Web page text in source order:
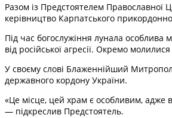
Разом із Предстоятелем Православної
керівництво Карпатського
Під час богослужіння лунала особлива
від російської агресії. Окремо
У своєму слові Блаженнійший
державного кордону України.
«Це місце, цей храм є особливим, адже
— підкреслив Предстоятель.